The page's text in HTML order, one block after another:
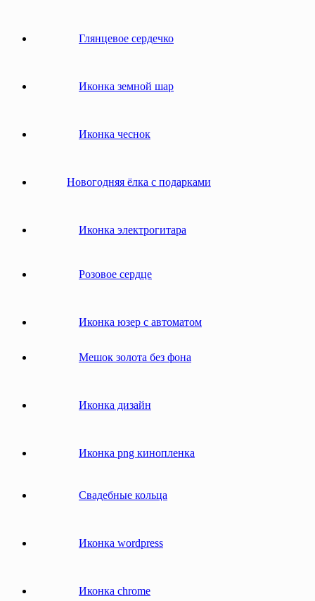
Глянцевое сердечко
Иконка земной шар
Иконка чеснок
Новогодняя ёлка с подарками
Иконка электрогитара
Розовое сердце
Иконка юзер с автоматом
Мешок золота без фона
Иконка дизайн
Иконка png кинопленка
Свадебные кольца
Иконка wordpress
Иконка сhrome